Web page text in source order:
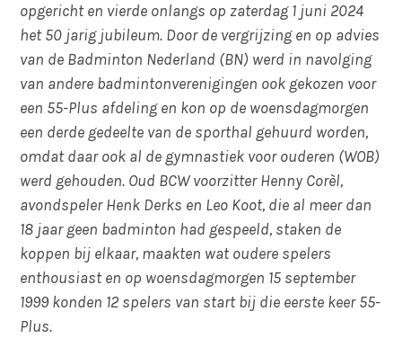
opgericht en vierde onlangs op zaterdag 1 juni 2024
het 50 jarig jubileum. Door de vergrijzing en op advies
van de Badminton Nederland (BN) werd in navolging
van andere badmintonverenigingen ook gekozen voor
een 55-Plus afdeling en kon op de woensdagmorgen
een derde gedeelte van de sporthal gehuurd worden,
omdat daar ook al de gymnastiek voor ouderen (WOB)
werd gehouden. Oud BCW voorzitter Henny Corèl,
avondspeler Henk Derks en Leo Koot, die al meer dan
18 jaar geen badminton had gespeeld, staken de
koppen bij elkaar, maakten wat oudere spelers
enthousiast en op woensdagmorgen 15 september
1999 konden 12 spelers van start bij die eerste keer 55-
Plus.